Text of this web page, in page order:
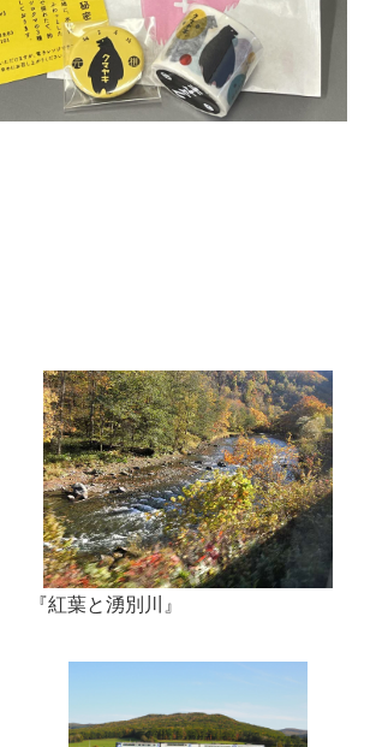
『紅葉と湧別川』